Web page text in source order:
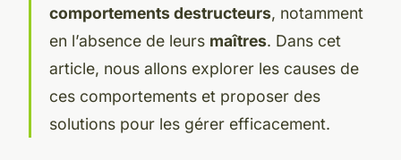
comportements destructeurs, notamment
en l’absence de leurs maîtres. Dans cet
article, nous allons explorer les causes de
ces comportements et proposer des
solutions pour les gérer efficacement.